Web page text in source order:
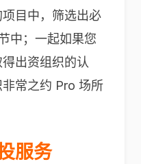
目中，筛选出必
中；一起如果您
出资组织的认
常之约 Pro 场所
服务